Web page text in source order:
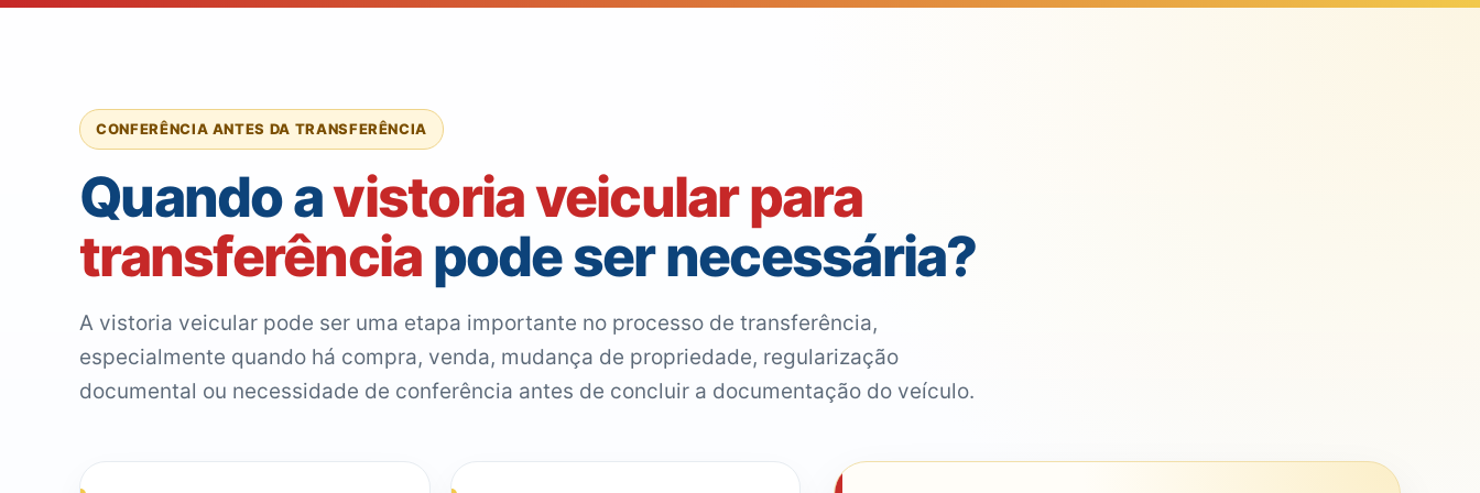
CONFERÊNCIA ANTES DA TRANSFERÊNCIA
Quando avistoria veicular para
transferência pode ser necessária?
A vistoria veicular pode ser uma etapa importante no processo de transferência,
especialmente quando há compra, venda, mudança de propriedade, regularização
documental ou necessidade de conferência antes de concluir a documentação do veículo.